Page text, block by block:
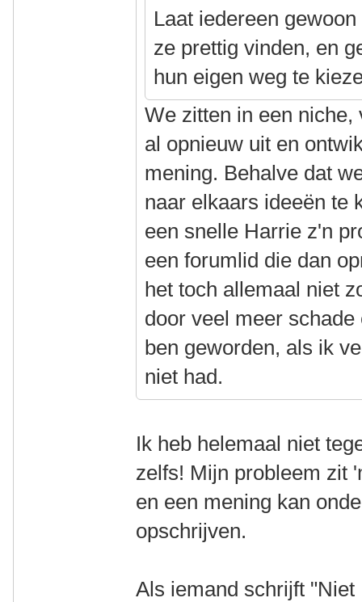
Laat iedereen
ze prettig vinden, en
hun eigen weg te
We zitten in een
al opnieuw uit en
mening. Behalve dat
naar elkaars ideeën te
een snelle Harrie z'n
een forumlid die dan
het toch allemaal niet
door veel meer
ben geworden, als ik
niet had.
Ik heb helemaal niet
zelfs! Mijn probleem zit
en een mening kan
opschrijven.
Als iemand schrijft